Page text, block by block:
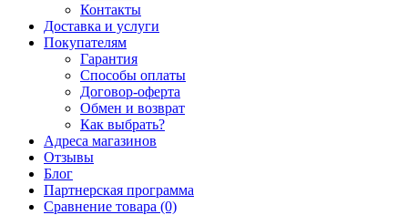
Контакты
Доставка и услуги
Покупателям
Гарантия
Способы оплаты
Договор-оферта
Обмен и возврат
Как выбрать?
Адреса магазинов
Отзывы
Блог
Партнерская программа
Сравнение товара (0)